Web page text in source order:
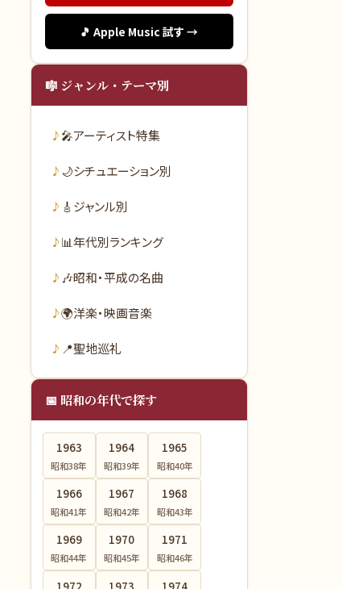
🎵 Apple Music 試す →
🎼 ジャンル・テーマ別
🎤アーティスト特集
🌙シチュエーション別
🎸ジャンル別
📊年代別ランキング
🎶昭和・平成の名曲
🌍洋楽・映画音楽
📍聖地巡礼
📅 昭和の年代で探す
1963
昭和38年
1964
昭和39年
1965
昭和40年
1966
昭和41年
1967
昭和42年
1968
昭和43年
1969
昭和44年
1970
昭和45年
1971
昭和46年
1972 1973 1974